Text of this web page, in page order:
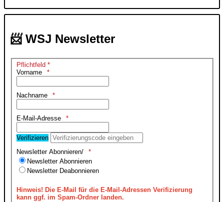
📨 WSJ Newsletter
Pflichtfeld *
Vorname
Nachname
E-Mail-Adresse
Verifizieren
Newsletter Abonnieren/
Newsletter Abonnieren
Newsletter Deabonnieren
Hinweis! Die E-Mail für die E-Mail-Adressen Verifizierung
kann ggf. im Spam-Ordner landen.